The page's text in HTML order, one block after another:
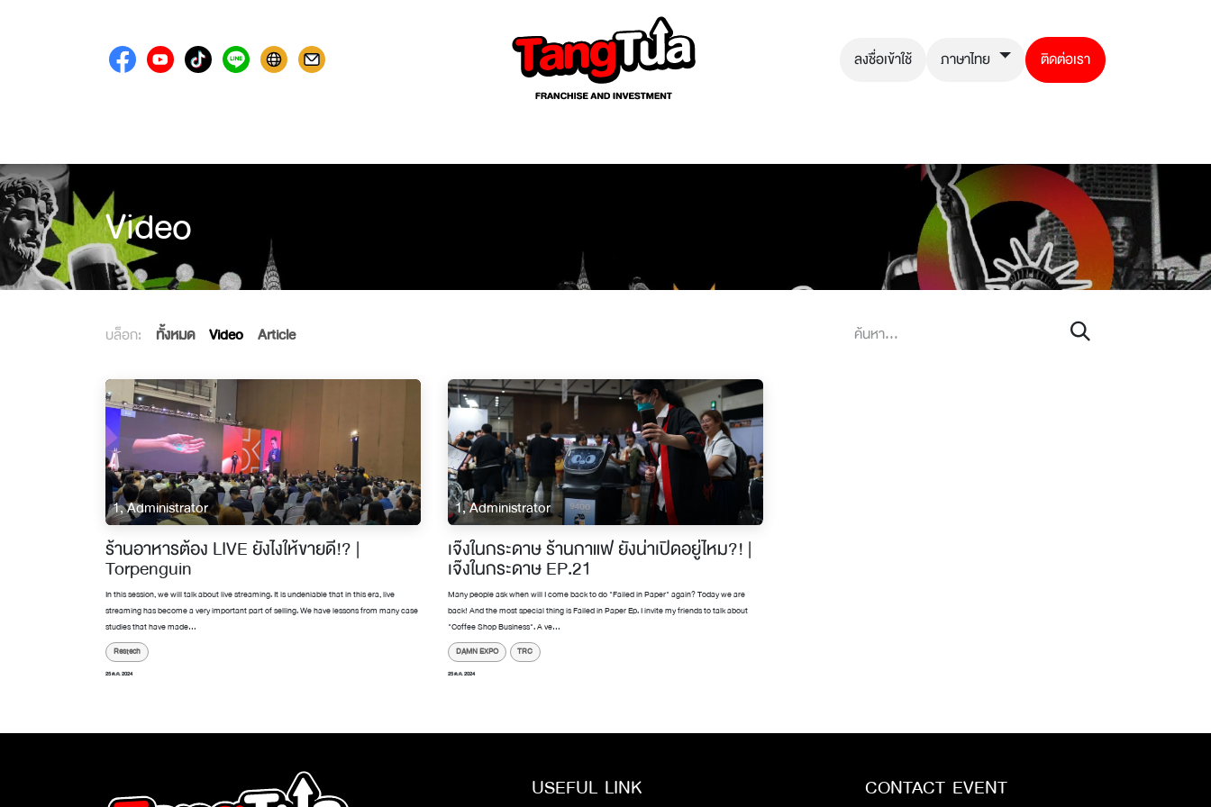
ลงชื่อเข้าใช้
ภาษาไทย ติดต่อเรา
Video
บล็อก: ทั้งหมด Video Article
1, Administrator
ร้านอาหารต้อง LIVE ยังไงให้ขายดี!? |
Torpenguin
In this session, we will talk about live streaming. It is undeniable that in this era, live
streaming has become a very important part of selling. We have lessons from many case
studies that have made...
Restech
25 ต.ค. 2024
1, Administrator
เจ๊งในกระดาษ ร้านกาแฟ ยังน่าเปิดอยู่ไหม?! |
เจ๊งในกระดาษ EP.21
Many people ask when will I come back to do "Failed in Paper" again? Today we are
back! And the most special thing is Failed in Paper Ep. I invite my friends to talk about
"Coffee Shop Business". A ve...
DAMN EXPO TRC
25 ต.ค. 2024
CONTACT EVENT
USEFUL LINK